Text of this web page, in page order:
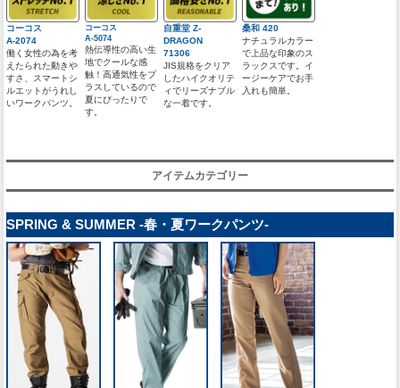
コーコス
A-2074
働く女性の為を考
えたられた動きや
すさ、スマートシ
ルエットがうれし
いワークパンツ。
コーコス
A-5074
熱伝導性の高い生
地でクールな感
触！高通気性をプ
ラスしているので
夏にぴったりで
す。
自重堂 Z-
DRAGON
71306
JIS規格をクリア
したハイクオリテ
ィでリーズナブル
な一着です。
桑和 420
ナチュラルカラー
で上品な印象のス
ラックスです。イ
ージーケアでお手
入れも簡単。
アイテムカテゴリー
SPRING & SUMMER -春・夏ワークパンツ-